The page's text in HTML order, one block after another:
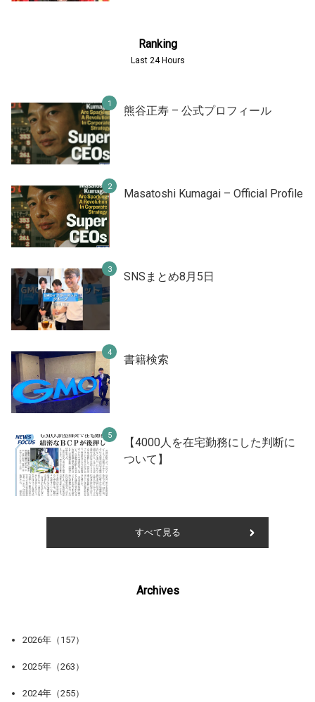
Ranking
Last 24 Hours
熊谷正寿 – 公式プロフィール
Masatoshi Kumagai – Official Profile
SNSまとめ8月5日
書籍検索
【4000人を在宅勤務にした判断に
ついて】
すべて見る
Archives
2026年（157）
2025年（263）
2024年（255）